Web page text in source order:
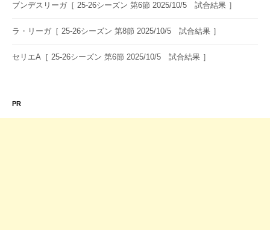
ブンデスリーガ［ 25-26シーズン 第6節 2025/10/5 試合結果 ］
ラ・リーガ［ 25-26シーズン 第8節 2025/10/5 試合結果 ］
セリエA［ 25-26シーズン 第6節 2025/10/5 試合結果 ］
PR